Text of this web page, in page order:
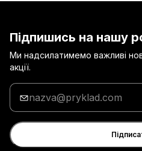
Підпишись на нашу
Ми надсилатимемо важливі
акції.
Введи
адресу
електронної
пошти